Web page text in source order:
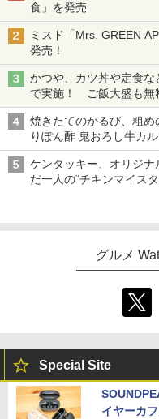
食」を発売
ミスド「Mrs. GREEN
発売！
かつや、カツ丼や定食
で実施！ ご飯大盛も無
焼きたてのかるび、粗
りぽん酢 鬼おろし牛カ
ケンタッキー、オリジ
だ一人の“チキンマイス
グルメ
Special Site
イヤーカ